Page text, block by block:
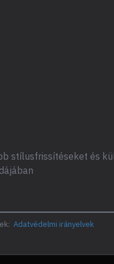
stílusfrissítéseket és
Adatvédelmi irányelvek